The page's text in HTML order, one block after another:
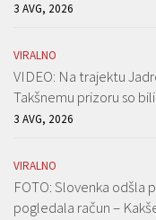
3 AVG, 2026
VIRALNO
VIDEO: Na trajektu
Takšnemu prizoru so
3 AVG, 2026
VIRALNO
FOTO: Slovenka odšla
pogledala račun –